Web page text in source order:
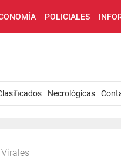
POLICIALES
Necrológicas